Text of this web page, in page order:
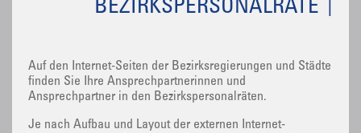
BEZIRKSPERSONALRÄTE
Auf den Internet-Seiten der Bezirksregierungen und Städte
finden Sie Ihre Ansprechpartnerinnen und
Ansprechpartner in den Bezirkspersonalräten.
Je nach Aufbau und Layout der externen Internet-